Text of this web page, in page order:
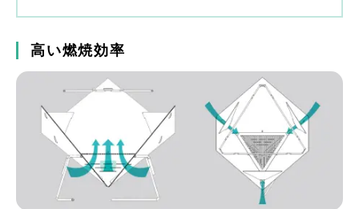
高い燃焼効率